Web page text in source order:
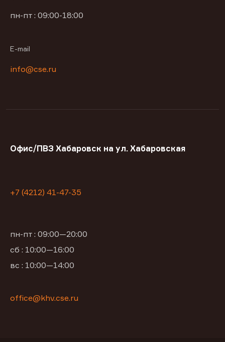
пн-пт : 09:00-18:00
E-mail
info@cse.ru
Офис/ПВЗ Хабаровск на ул. Хабаровская
+7 (4212) 41-47-35
пн-пт : 09:00—20:00
сб : 10:00—16:00
вс : 10:00—14:00
office@khv.cse.ru